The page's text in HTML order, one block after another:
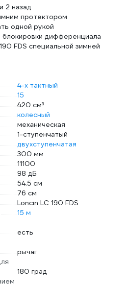
2 назад
протектором
одной рукой
дифференциала
FDS специальной зимней
4-х тактный
15
420 см³
колесный
механическая
1-ступенчатый
двухступенчатая
300 мм
11100
98 дБ
54.5 см
76 см
Loncin LC 190 FDS
15 м
есть
рычаг
180 град